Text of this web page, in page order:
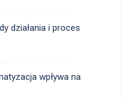
działania i proces
wpływa na